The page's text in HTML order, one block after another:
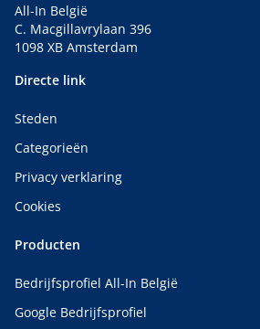
All-In België
C. Macgillavrylaan 396
1098 XB Amsterdam
Directe link
Steden
Categorieën
Privacy verklaring
Cookies
Producten
Bedrijfsprofiel All-In België
Google Bedrijfsprofiel